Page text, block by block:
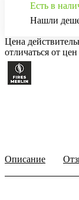
Есть в
Нашли
Цена
отличаться от
Описание